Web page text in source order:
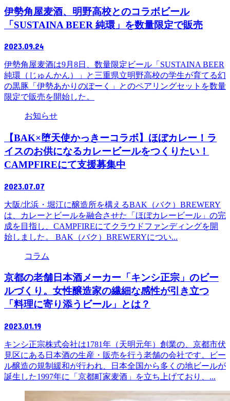
伊勢角屋麦酒、明野高校とのコラボビール
「SUSTAINA BEER 純環」を数量限定で販売
2023.09.24
伊勢角屋麦酒は9月8日、数量限定ビール「SUSTAINA BEER
純環（じゅんかん）」と三重県立明野高校の学生が育てる幻
の黒豚「伊勢あかりのぽーく」とのペアリングセットを数量
限定で販売を開始した。
お知らせ
【BAK×堕天使かっきーコラボ】ほぼカレー！ラ
イスのお供になるカレービールをつくりたい！
CAMPFIREにて支援募集中
2023.07.07
大阪/北浜・堀江に醸造所を構えるBAK（バク）BREWERY
は、カレーとビールを融合させた「ほぼカレービール」の完
成を目指し、CAMPFIREにてクラウドファンディングを開
始しました。 BAK（バク）BREWERYについ...
コラム
京都の老舗日本酒メーカー「キンシ正宗」のビー
ルづくり。女性醸造家の繊細な感性が引き立つ
「料理に寄り添うビール」とは？
2023.01.19
キンシ正宗株式会社は1781年（天明元年）創業の、京都市伏
見区にある日本酒の生産・販売を行う老舗の会社です。ビー
ル醸造の規制緩和が行われ、日本全国から多くの地ビールが
誕生した1997年に「京都町家麦酒」を立ち上げており、...